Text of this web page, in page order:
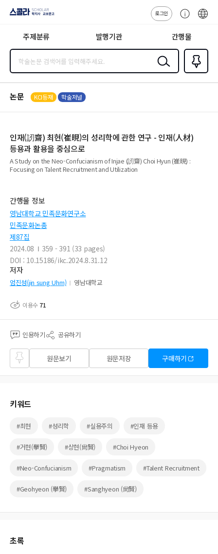
지사·교보문고
로그인
센
주제분류 발행기관 간행물
검색
즐겨찾
기0
논문 KCI등재 학술저널
인재(訒齋) 최현(崔晛)의 성리학에 관한 연구 - 인재(人材)
등용과 활용을 중심으로
A Study on the Neo-Confucianism of Injae (訒齋) Choi Hyun (崔晛) :
Focusing on Talent Recruitment and Utilization
간행물 정보
영남대학교 민족문화연구소
민족문화논총
제87집
2024.08
359 - 391 (33 pages)
DOI : 10.15186/ikc.2024.8.31.12
저자
엄진성(jin sung Uhm) 영남대학교
이용수 71
인용하기 공유하기
즐겨
찾기
원문보기 원문저장 구매하기
키워드
#최현 #성리학 #실용주의 #인재 등용
#거현(擧賢) #상현(尙賢) #Choi Hyeon
#Neo-Confucianism #Pragmatism #Talent Recruitment
#Geohyeon (擧賢) #Sanghyeon (尙賢)
초록